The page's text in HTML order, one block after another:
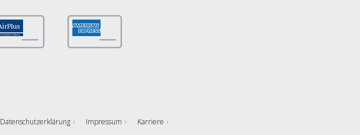
Datenschutzerklärung Impressum Karriere